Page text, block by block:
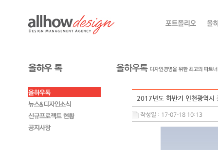
2017년도 하반기 인천광역
작성일 : 17-07-18 10:13